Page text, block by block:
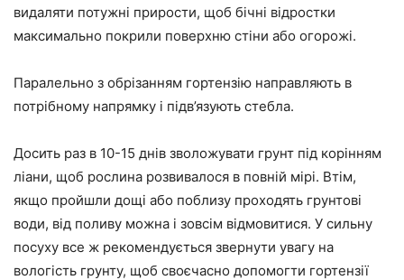
видаляти потужні прирости, щоб бічні відростки
максимально покрили поверхню стіни або огорожі.
Паралельно з обрізанням гортензію направляють в
потрібному напрямку і підв’язують стебла.
Досить раз в 10-15 днів зволожувати грунт під корінням
ліани, щоб рослина розвивалося в повній мірі. Втім,
якщо пройшли дощі або поблизу проходять грунтові
води, від поливу можна і зовсім відмовитися. У сильну
посуху все ж рекомендується звернути увагу на
вологість грунту, щоб своєчасно допомогти гортензії